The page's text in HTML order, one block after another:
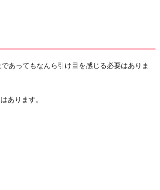
あってもなんら引け目を感じる必要はありま
あります。